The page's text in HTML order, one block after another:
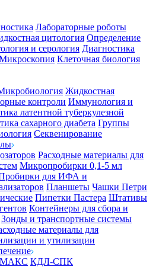
Лабораторные роботы
цитология Определение
и серология Диагностика
Клеточная биология
Жидкостная
контроли Иммунология и
латентной туберкулезной
сахарного диабета Группы
Секвенирование
Расходные материалы для
Микропробирки 0,1-5 мл
для ИФА и
Планшеты Чашки Петри
Пипетки Пастера Штативы
Контейнеры для сбора и
Зонды и транспортные системы
материалы для
и утилизации
КДЛ-СПК